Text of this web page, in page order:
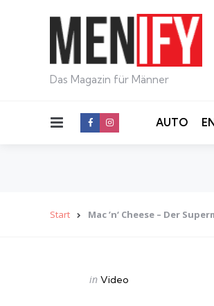
Das Magazin für Männer
Menu AUTO
Start Mac ’n‘ Cheese – Der
Categories
Posted
in Video